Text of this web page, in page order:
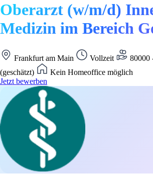
Oberarzt (w/m/d)
Medizin im Bereich
Frankfurt am Main Vollzeit
80000
(geschätzt)
Kein Homeoffice möglich
Jetzt bewerben